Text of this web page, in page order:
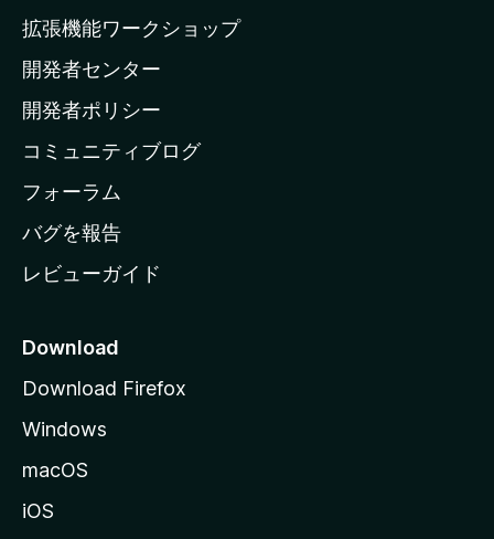
ホ
ー
ム
ー
ジ
へ
拡張機能ワークショップ
開発者センター
開発者ポリシー
コミュニティブログ
フォーラム
バグを報告
レビューガイド
Download
Download Firefox
Windows
macOS
iOS